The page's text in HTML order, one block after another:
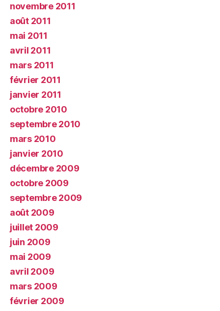
novembre 2011
août 2011
mai 2011
avril 2011
mars 2011
février 2011
janvier 2011
octobre 2010
septembre 2010
mars 2010
janvier 2010
décembre 2009
octobre 2009
septembre 2009
août 2009
juillet 2009
juin 2009
mai 2009
avril 2009
mars 2009
février 2009